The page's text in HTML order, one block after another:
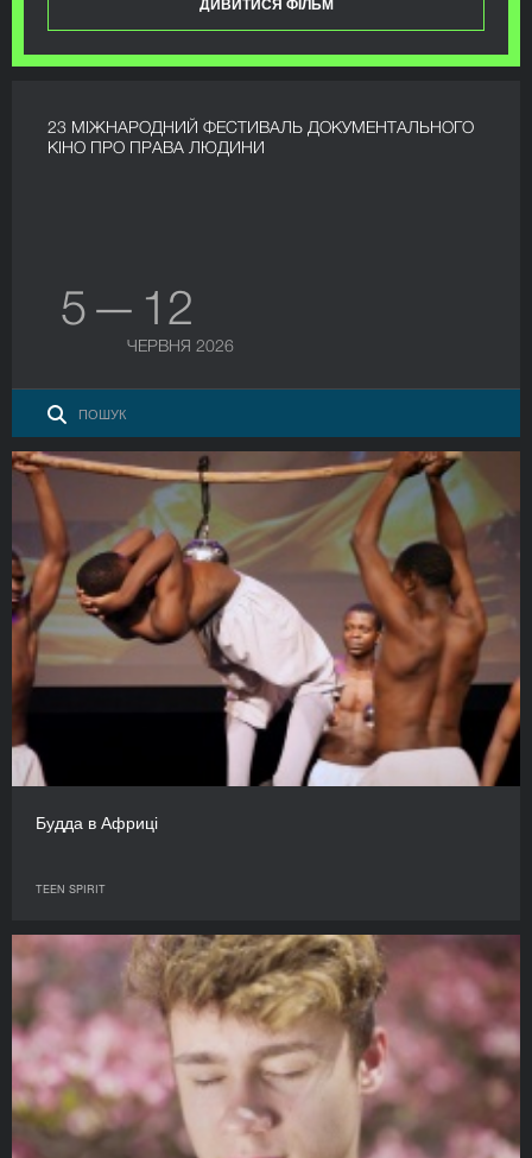
23 МІЖНАРОДНИЙ ФЕСТИВАЛЬ ДОКУМЕНТАЛЬНОГО
КІНО ПРО ПРАВА ЛЮДИНИ
5 — 12
ЧЕРВНЯ 2026
Будда в Африці
TEEN SPIRIT